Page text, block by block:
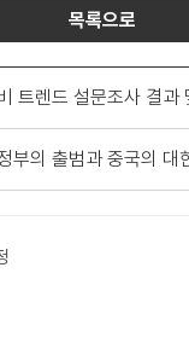
목록으로
트렌드 설문조사 결과